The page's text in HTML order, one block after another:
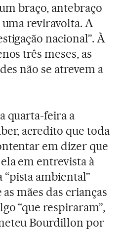
braço, antebraço
uma reviravolta. A
nacional”. À
três meses, as
não se atrevem a
quarta-feira a
acredito que toda
em dizer que
em entrevista à
ambiental”
mães das crianças
“que respiraram”,
Bourdillon por